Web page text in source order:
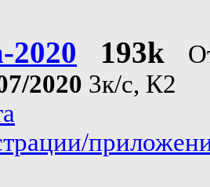
2020 193k
2020 3к/с, К2